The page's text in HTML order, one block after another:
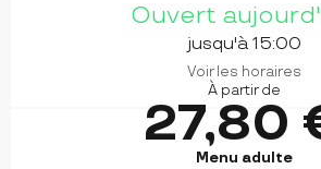
Ouvert
jusqu'à 15:00
Voir les horaires
À partir de
27,80
Menu adulte